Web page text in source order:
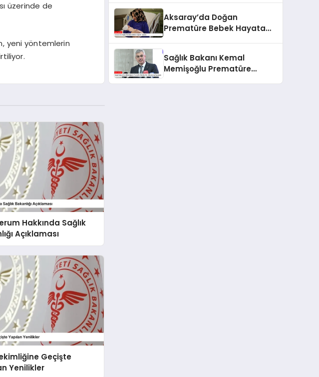
üzerinde de
yeni yöntemlerin
Hakkında Sağlık
Açıklaması
Geçişte
Yenilikler
Aksaray’da Doğan
Prematüre Bebek Hayata
Sağlık Bakanı Kemal
Memişoğlu Prematüre